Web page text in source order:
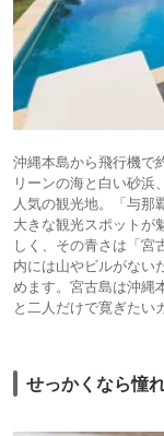
沖縄本島から飛行機で
リーンの海と白い砂浜
人気の観光地。「与那
大きな観光スポットが
しく、その青さは「宮
内には山やビルがない
めます。宮古島は沖縄
と二人だけで寛ぎたい
せっかくなら憧